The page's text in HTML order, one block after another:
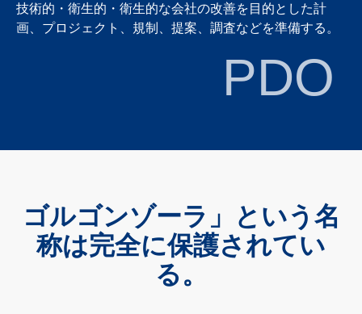
技術的・衛生的・衛生的な会社の改善を目的とした計
画、プロジェクト、規制、提案、調査などを準備する。
PDO
ゴルゴンゾーラ」という名
称は完全に保護されてい
る。